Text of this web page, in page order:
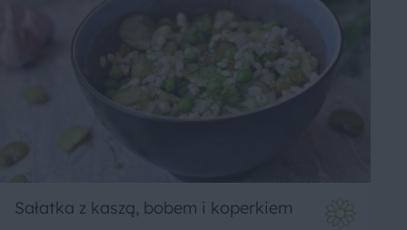
Sałatka z kaszą, bobem i koperkiem